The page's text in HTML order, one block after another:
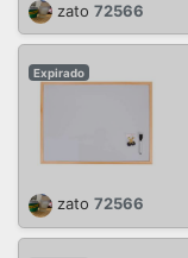
zato 72566
Expirado
zato 72566